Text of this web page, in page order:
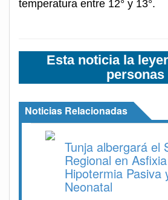
temperatura entre 12° y 13°.
Esta noticia la
personas
Noticias Relacionadas
Tunja albergará el
Regional en
Hipotermia Pasiva
Neonatal